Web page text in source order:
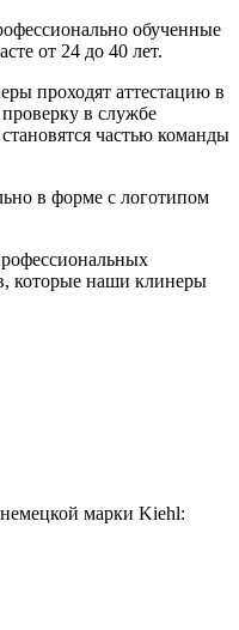
обученные
от 24 до 40 лет.
проходят аттестацию в
в службе
частью команды
в форме с логотипом
которые наши клинеры
марки Kiehl: